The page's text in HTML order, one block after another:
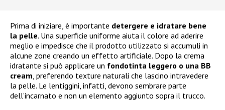
Prima di iniziare, è importante detergere e idratare bene
la pelle. Una superficie uniforme aiuta il colore ad aderire
meglio e impedisce che il prodotto utilizzato si accumuli in
alcune zone creando un effetto artificiale. Dopo la crema
idratante si può applicare un fondotinta leggero o una BB
cream, preferendo texture naturali che lascino intravedere
la pelle. Le lentiggini, infatti, devono sembrare parte
dell’incarnato e non un elemento aggiunto sopra il trucco.